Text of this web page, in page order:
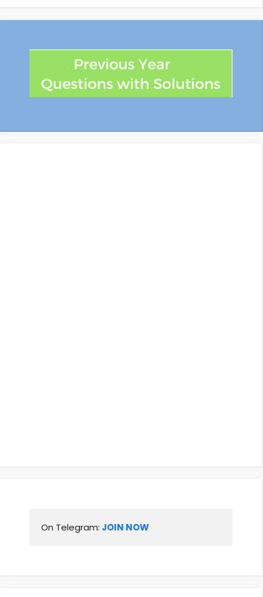
On Telegram: JOIN NOW